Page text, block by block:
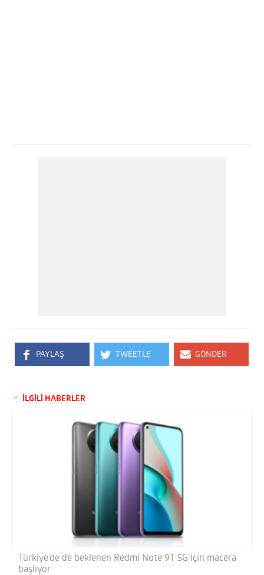
PAYLAŞ TWEETLE GÖNDER
İLGİLİ HABERLER
Türkiye’de de beklenen Redmi Note 9T 5G için macera
başlıyor